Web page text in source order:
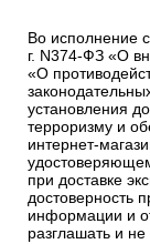
Во исполнение
г. N374-ФЗ «О
«О
установления
терроризму и
интернет-
при доставке
достоверность
информации и
разглашать и